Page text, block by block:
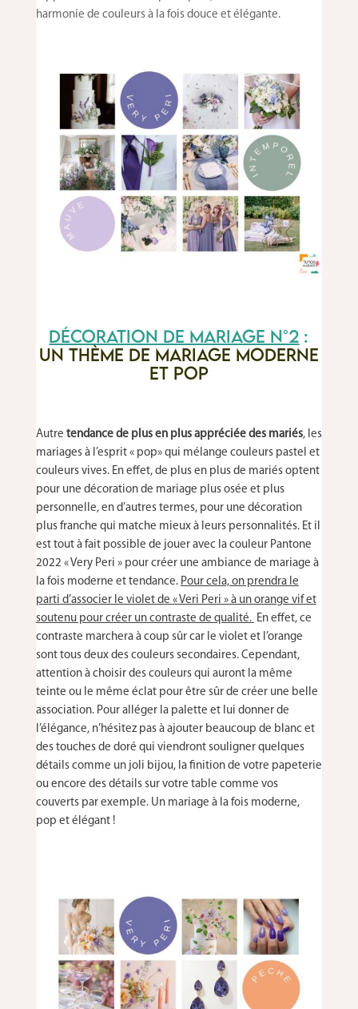
harmonie de couleurs à la fois douce et élégante.
Décoration de mariage n°2 :
un thème de mariage moderne
et pop
Autre tendance de plus en plus appréciée des mariés, les
mariages à l’esprit « pop» qui mélange couleurs pastel et
couleurs vives. En effet, de plus en plus de mariés optent
pour une décoration de mariage plus osée et plus
personnelle, en d’autres termes, pour une décoration
plus franche qui matche mieux à leurs personnalités. Et il
est tout à fait possible de jouer avec la couleur Pantone
2022 « Very Peri » pour créer une ambiance de mariage à
la fois moderne et tendance. Pour cela, on prendra le
parti d’associer le violet de « Veri Peri » à un orange vif et
soutenu pour créer un contraste de qualité. En effet, ce
contraste marchera à coup sûr car le violet et l’orange
sont tous deux des couleurs secondaires. Cependant,
attention à choisir des couleurs qui auront la même
teinte ou le même éclat pour être sûr de créer une belle
association. Pour alléger la palette et lui donner de
l’élégance, n’hésitez pas à ajouter beaucoup de blanc et
des touches de doré qui viendront souligner quelques
détails comme un joli bijou, la finition de votre papeterie
ou encore des détails sur votre table comme vos
couverts par exemple. Un mariage à la fois moderne,
pop et élégant !